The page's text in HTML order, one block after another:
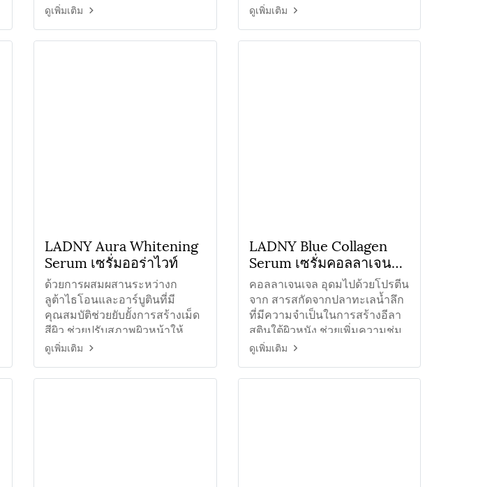
ขึ้น และดูอ่อนเยาว์ขึ้น
ดูเพิ่มเติม
ใสอย่างสม่ำเสมอ
ดูเพิ่มเติม
LADNY Aura Whitening
Serum เซรั่มออร่าไวท์
ด้วยการผสมผสานระหว่างก
ลูต้าไธโอนและอาร์บูตินที่มี
คุณสมบัติช่วยยับยั้งการสร้างเม็ด
สีผิว ช่วยปรับสภาพผิวหน้าให้
ค่อยๆขาวกระจ่างใสขึ้น
ดูเพิ่มเติม
LADNY Blue Collagen
Serum เซรั่มคอลลาเจน
เข้มข้น
คอลลาเจนเจล อุดมไปด้วยโปรตีน
จาก สารสกัดจากปลาทะเลน้ำลึก
ที่มีความจำเป็นในการสร้างอีลา
สตินใต้ผิวหนัง ช่วยเพิ่มความชุ่ม
ชื้น
ดูเพิ่มเติม